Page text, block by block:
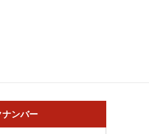
ナンバー